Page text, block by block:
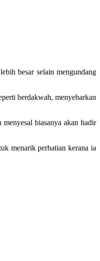
besar selain mengundang
berdakwah, menyebarkan
biasanya akan hadir
menarik perhatian kerana ia